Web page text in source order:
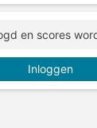
en scores
Inloggen